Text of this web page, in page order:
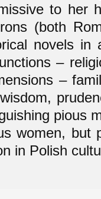
to her
(both
novels in
–
–
pious
women, but
in Polish